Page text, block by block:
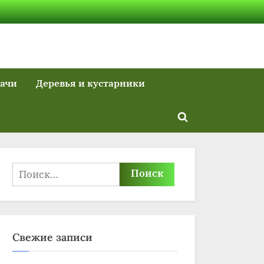
Деревья и кустарники
Toggle
Найти:
Свежие записи